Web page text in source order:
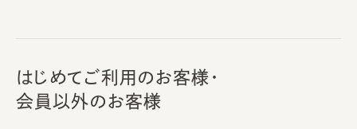
はじめてご利用のお客様・
会員以外のお客様